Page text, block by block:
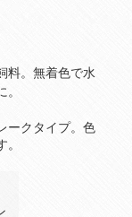
料。無着色で水
ークタイプ。色